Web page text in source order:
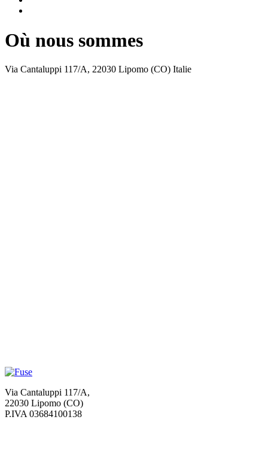
Où nous sommes
Via Cantaluppi 117/A, 22030 Lipomo (CO) Italie
Via Cantaluppi 117/A,
22030 Lipomo (CO)
P.IVA 03684100138